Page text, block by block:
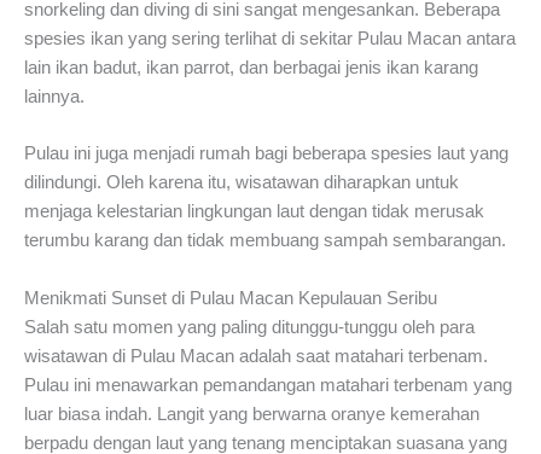
snorkeling dan diving di sini sangat mengesankan. Beberapa
spesies ikan yang sering terlihat di sekitar Pulau Macan antara
lain ikan badut, ikan parrot, dan berbagai jenis ikan karang
lainnya.
Pulau ini juga menjadi rumah bagi beberapa spesies laut yang
dilindungi. Oleh karena itu, wisatawan diharapkan untuk
menjaga kelestarian lingkungan laut dengan tidak merusak
terumbu karang dan tidak membuang sampah sembarangan.
Menikmati Sunset di Pulau Macan Kepulauan Seribu
Salah satu momen yang paling ditunggu-tunggu oleh para
wisatawan di Pulau Macan adalah saat matahari terbenam.
Pulau ini menawarkan pemandangan matahari terbenam yang
luar biasa indah. Langit yang berwarna oranye kemerahan
berpadu dengan laut yang tenang menciptakan suasana yang